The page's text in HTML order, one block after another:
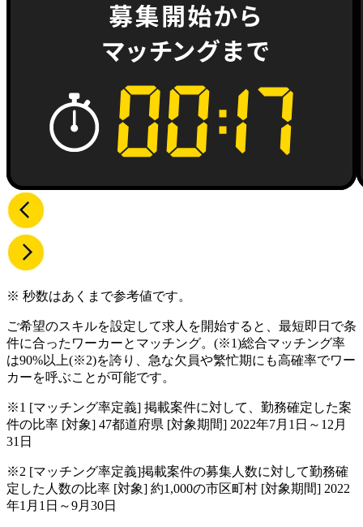
※ 秒数はあくまで参考値です。
ご希望のスキルを設定して求人を開始すると、最短即日で条
件に合ったワーカーとマッチング。 (※1)総合マッチング率
は90%以上(※2)を誇り、急な欠員や繁忙期にも高確率でワー
カーを呼ぶことが可能です。
※1 [マッチング率定義] 掲載案件に対して、勤務確定した案
件の比率 [対象] 47都道府県 [対象期間] 2022年7月1日～12月
31日
※2 [マッチング率定義]掲載案件の募集人数に対して勤務確
定した人数の比率 [対象] 約1,000の市区町村 [対象期間] 2022
年1月1日～9月30日